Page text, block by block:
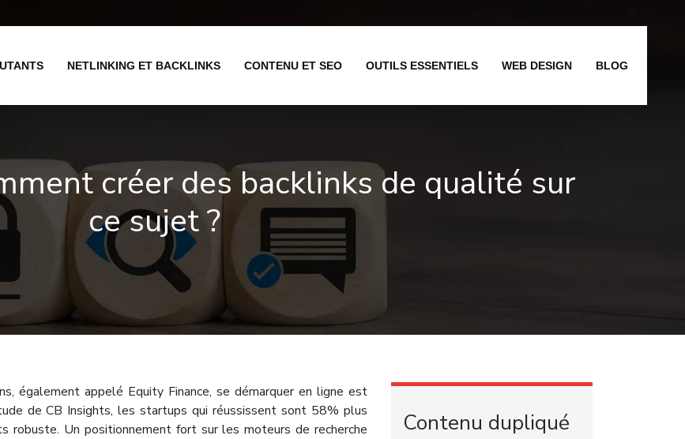
NETLINKING ET BACKLINKS CONTENU ET SEO OUTILS ESSENTIELS WEB DESIGN BLOG
créer des backlinks de qualité sur
ce sujet ?
également appelé Equity Finance, se démarquer en ligne est
de CB Insights, les startups qui réussissent sont 58% plus
robuste. Un positionnement fort sur les moteurs de recherche
Contenu dupliqué